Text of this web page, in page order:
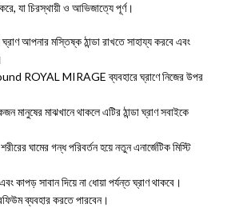
যা চিরস্থায়ী ও আভিজাত্যে পূর্ণ।
আপনার মস্তিষ্ক ঠান্ডা রাখতে সাহায্য করবে এবং
ROYAL MIRAGE ব্যবহারে ঘ্রাণে নিজের উপর
মানুষের মাঝখানে থাকলে এটির ঠান্ডা ঘ্রাণ সবাইকে
ঘামের গন্ধ পরিবর্তন হয়ে নতুন এনার্জেটিক মিস্টি
কাপড় সাবান দিয়ে না ধোয়া পর্যন্ত ঘ্রাণ থাকবে।
ব্যবহার করতে পারবেন।